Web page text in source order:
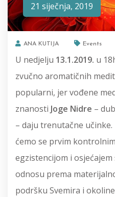
21 siječnja, 2019
ANA KUTIJA Events
U nedjelju 13.1.2019. u
zvučno aromatičnih
popularni, jer vođene
znanosti Joge Nidre –
– daju trenutačne
ćemo se prvim
egzistencijom i
odnosu prema
podršku Svemira i